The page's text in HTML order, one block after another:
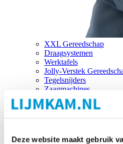
Deze website maakt gebruik
XXL Gereedschap
Draagsystemen
Werktafels
Jolly-Verstek
Tegelsnijders
Zaagmachines
Merken